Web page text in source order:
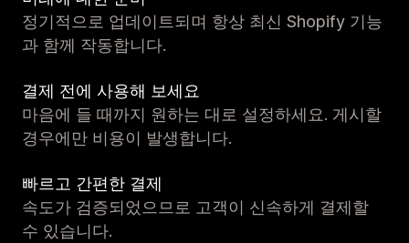
정기적으로 업데이트되며 항상 최신 Shopify 기능
과 함께 작동합니다.
결제 전에 사용해 보세요
마음에 들 때까지 원하는 대로 설정하세요. 게시할
경우에만 비용이 발생합니다.
빠르고 간편한 결제
속도가 검증되었으므로 고객이 신속하게 결제할
수 있습니다.